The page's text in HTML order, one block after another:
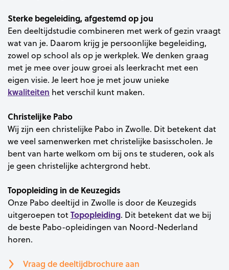
Sterke begeleiding, afgestemd op jou
Een deeltijdstudie combineren met werk of gezin vraagt
wat van je. Daarom krijg je persoonlijke begeleiding,
zowel op school als op je werkplek. We denken graag
met je mee over jouw groei als leerkracht met een
eigen visie. Je leert hoe je met jouw unieke
kwaliteiten het verschil kunt maken.
Christelijke Pabo
Wij zijn een christelijke Pabo in Zwolle. Dit betekent dat
we veel samenwerken met christelijke basisscholen. Je
bent van harte welkom om bij ons te studeren, ook als
je geen christelijke achtergrond hebt.
Topopleiding in de Keuzegids
Onze Pabo deeltijd in Zwolle is door de Keuzegids
uitgeroepen totTopopleiding. Dit betekent dat we bij
de beste Pabo-opleidingen van Noord-Nederland
horen.
Vraag de deeltijdbrochure aan